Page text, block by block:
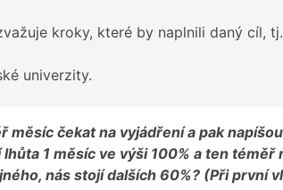
kroky, které by naplnili daný cíl, tj.
univerzity.
měsíc čekat na vyjádření a pak
1 měsíc ve výši 100% a ten téměř
nás stojí dalších 60%? (Při první